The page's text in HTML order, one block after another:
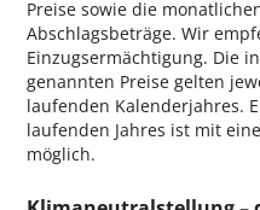
Preise sowie die
Abschlagsbeträge. Wir
Einzugsermächtigung. Die
genannten Preise gelten
laufenden Kalenderjahres.
laufenden Jahres ist mit
möglich.